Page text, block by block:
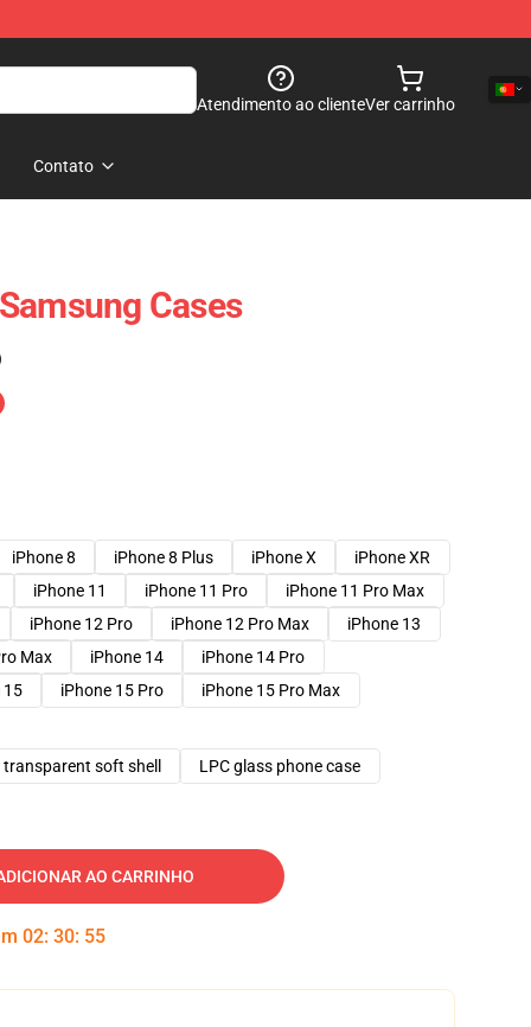
Atendimento ao clienteVer carrinho
Contato
Cases
iPhone 8 iPhone 8 Plus iPhone X
iPhone XR
iPhone 11 iPhone 11 Pro
iPhone 11 Pro Max
iPhone 12 Pro iPhone 12 Pro Max
iPhone 13
Max iPhone 14
iPhone 14 Pro
15 iPhone 15 Pro
iPhone 15 Pro Max
transparent soft shell LPC glass phone case
AO CARRINHO
02: 30: 54